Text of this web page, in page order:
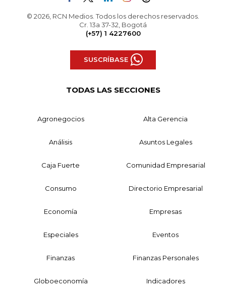
© 2026, RCN Medios. Todos los derechos reservados.
Cr. 13a 37-32, Bogotá
(+57) 1 4227600
SUSCRÍBASE
TODAS LAS SECCIONES
Agronegocios Alta Gerencia
Análisis Asuntos Legales
Caja Fuerte Comunidad Empresarial
Consumo Directorio Empresarial
Economía Empresas
Especiales Eventos
Finanzas Finanzas Personales
Globoeconomía Indicadores